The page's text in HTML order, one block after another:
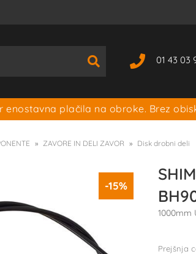
01 43 03
enostavna plačila na obroke. Brez
ZAVORE IN DELI ZAVOR Disk drobni deli
1000mm
-15%
Prejšnja